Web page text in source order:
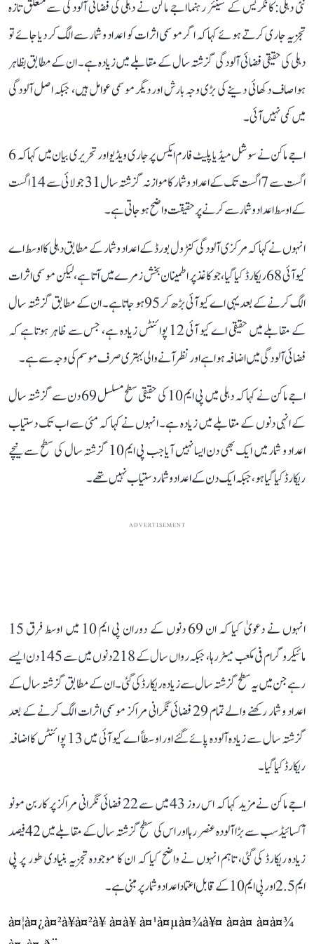
نئی دہلی: کانگریس کے سینئر رہنما اجے ماکن نے دہلی کی فضائی آلودگی سے متعلق تازہ
تجزیہ جاری کرتے ہوئے کہا کہ اگر موسمی اثرات کو اعداد و شمار سے الگ کر دیا جائے تو
دہلی کی حقیقی فضائی آلودگی گزشتہ سال کے مقابلے میں زیادہ ہے۔ ان کے مطابق بظاہر
ہوا صاف دکھائی دینے کی بڑی وجہ بارش اور دیگر موسمی عوامل ہیں، جبکہ اصل آلودگی
میں کمی نہیں آئی۔
اجے ماکن نے سوشل میڈیا پلیٹ فارم ایکس پر جاری ویڈیو اور تحریری بیان میں کہا کہ 6
اگست سے 7 اگست تک کے اعداد و شمار کا موازنہ گزشتہ سال 31 جولائی سے 14 اگست
کے اوسط اعداد و شمار سے کرنے پر حقیقت واضح ہو جاتی ہے۔
انہوں نے کہا کہ مرکزی آلودگی کنٹرول بورڈ کے اعداد و شمار کے مطابق دہلی کا اوسط اے
کیو آئی 68 ریکارڈ کیا گیا، جو کاغذ پر اطمینان بخش زمرے میں آتا ہے، لیکن موسمی اثرات
الگ کرنے کے بعد یہی اے کیو آئی بڑھ کر 95 ہو جاتا ہے۔ ان کے مطابق گزشتہ سال
کے مقابلے میں حقیقی اے کیو آئی 12 پوائنٹس زیادہ ہے، جس سے ظاہر ہوتا ہے کہ
فضائی آلودگی میں اضافہ ہوا ہے اور نظر آنے والی بہتری صرف موسم کی وجہ سے ہے۔
اجے ماکن نے کہا کہ دہلی میں پی ایم 10 کی حقیقی سطح مسلسل 69 دن سے گزشتہ سال
کے انہی دنوں کے مقابلے میں زیادہ ہے۔ انہوں نے کہا کہ مئی سے اب تک دستیاب
اعداد و شمار میں ایک بھی دن ایسا نہیں آیا جب پی ایم 10 گزشتہ سال کی سطح سے نیچے
ریکارڈ کیا گیا ہو، جبکہ ایک دن کے اعداد و شمار دستیاب نہیں تھے۔
ADVERTISEMENT
انہوں نے دعویٰ کیا کہ ان 69 دنوں کے دوران پی ایم 10 میں اوسط فرق 15
مائیکروگرام فی مکعب میٹر رہا، جبکہ رواں سال کے 218 دنوں میں سے 145 دن ایسے
رہے جن میں یہ سطح گزشتہ سال سے زیادہ ریکارڈ کی گئی۔ ان کے مطابق گزشتہ سال کے
اعداد و شمار رکھنے والے تمام 29 فضائی نگرانی مراکز موسمی اثرات الگ کرنے کے بعد
گزشتہ سال سے زیادہ آلودہ پائے گئے اور اوسطاً اے کیو آئی میں 13 پوائنٹس کا اضافہ
ریکارڈ کیا گیا۔
اجے ماکن نے مزید کہا کہ اس روز 43 میں سے 22 فضائی نگرانی مراکز پر کاربن مونو
آکسائیڈ سب سے بڑا آلودہ عنصر رہا اور اس کی سطح گزشتہ سال کے مقابلے میں 42 فیصد
زیادہ ریکارڈ کی گئی، تاہم انہوں نے واضح کیا کہ ان کا موجودہ تجزیہ بنیادی طور پر پی
ایم 2.5 اور پی ایم 10 کے قابل اعتماد اعداد و شمار پر مبنی ہے۔
à¤¦à¤¿à¤²à¥à¤²à¥ à¤à¥ à¤¹à¤µà¤¾à¥¤ à¤à¤ à¤à¤¾